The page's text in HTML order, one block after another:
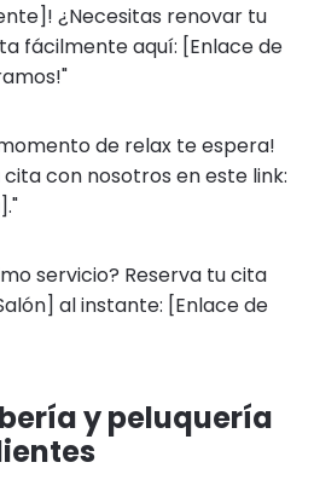
¿Necesitas renovar tu
fácilmente aquí: [Enlace de
de relax te espera!
con nosotros en este link:
servicio? Reserva tu cita
al instante: [Enlace de
y peluquería